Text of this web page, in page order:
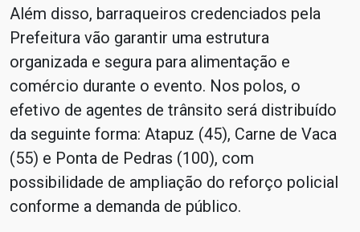
Além disso, barraqueiros credenciados pela
Prefeitura vão garantir uma estrutura
organizada e segura para alimentação e
comércio durante o evento. Nos polos, o
efetivo de agentes de trânsito será distribuído
da seguinte forma: Atapuz (45), Carne de Vaca
(55) e Ponta de Pedras (100), com
possibilidade de ampliação do reforço policial
conforme a demanda de público.